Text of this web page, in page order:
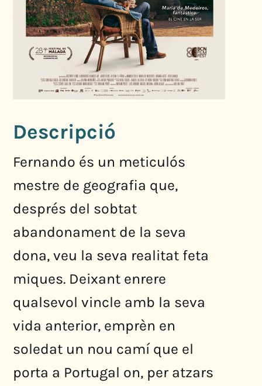
Descripció
Fernando és un meticulós
mestre de geografia que,
després del sobtat
abandonament de la seva
dona, veu la seva realitat feta
miques. Deixant enrere
qualsevol vincle amb la seva
vida anterior, emprèn en
soledat un nou camí que el
porta a Portugal on, per atzars